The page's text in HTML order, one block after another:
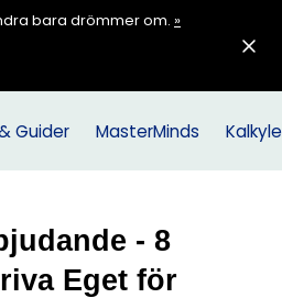
bara drömmer om. »
Guider MasterMinds
- 8
Eget för